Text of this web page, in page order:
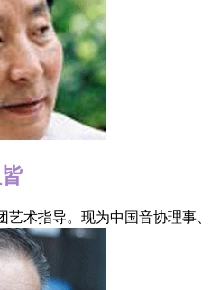
艺术指导。现为中国音协理